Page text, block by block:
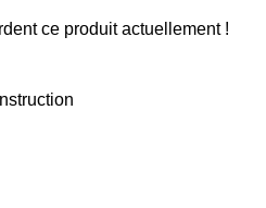
ce produit actuellement !